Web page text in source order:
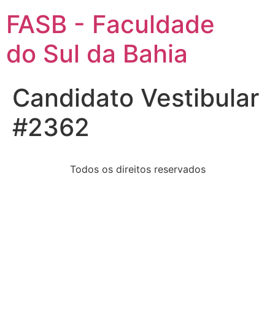
FASB - Faculdade
do Sul da Bahia
Candidato Vestibular
#2362
Todos os direitos reservados